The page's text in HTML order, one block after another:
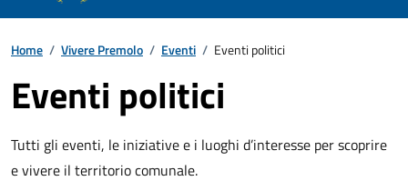
Home / Vivere Premolo / Eventi / Eventi politici
Eventi politici
Tutti gli eventi, le iniziative e i luoghi d’interesse per scoprire
e vivere il territorio comunale.